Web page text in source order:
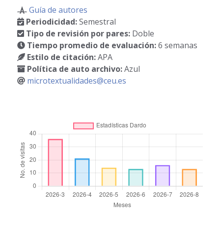
Guía de autores
Periodicidad:Semestral
Tipo de revisión por pares: Doble
Tiempo promedio de evaluación:6 semanas
Estilo de citación:APA
Política de auto archivo:Azul
microtextualidades@ceu.es